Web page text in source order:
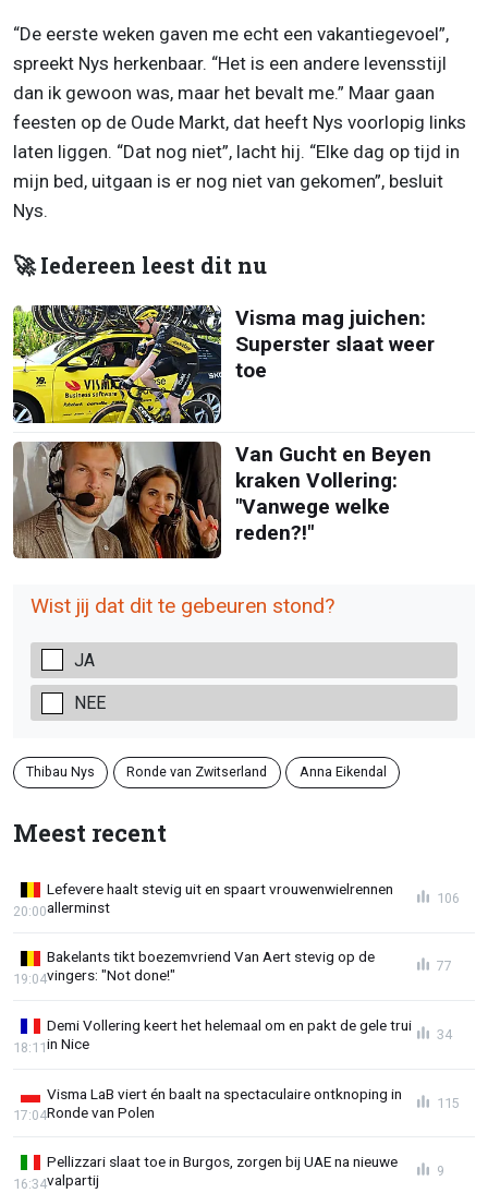
“De eerste weken gaven me echt een vakantiegevoel”,
spreekt Nys herkenbaar. “Het is een andere levensstijl
dan ik gewoon was, maar het bevalt me.” Maar gaan
feesten op de Oude Markt, dat heeft Nys voorlopig links
laten liggen. “Dat nog niet”, lacht hij. “Elke dag op tijd in
mijn bed, uitgaan is er nog niet van gekomen”, besluit
Nys.
🚀 Iedereen leest dit nu
Visma mag juichen:
Superster slaat weer
toe
Van Gucht en Beyen
kraken Vollering:
"Vanwege welke
reden?!"
Wist jij dat dit te gebeuren stond?
JA
NEE
Thibau Nys Ronde van Zwitserland Anna Eikendal
Meest recent
Lefevere haalt stevig uit en spaart vrouwenwielrennen
allerminst
20:00
106
Bakelants tikt boezemvriend Van Aert stevig op de
vingers: "Not done!"
19:04
77
Demi Vollering keert het helemaal om en pakt de gele trui
in Nice
18:11
34
Visma LaB viert én baalt na spectaculaire ontknoping in
Ronde van Polen
17:04
115
Pellizzari slaat toe in Burgos, zorgen bij UAE na nieuwe
valpartij
16:34
9